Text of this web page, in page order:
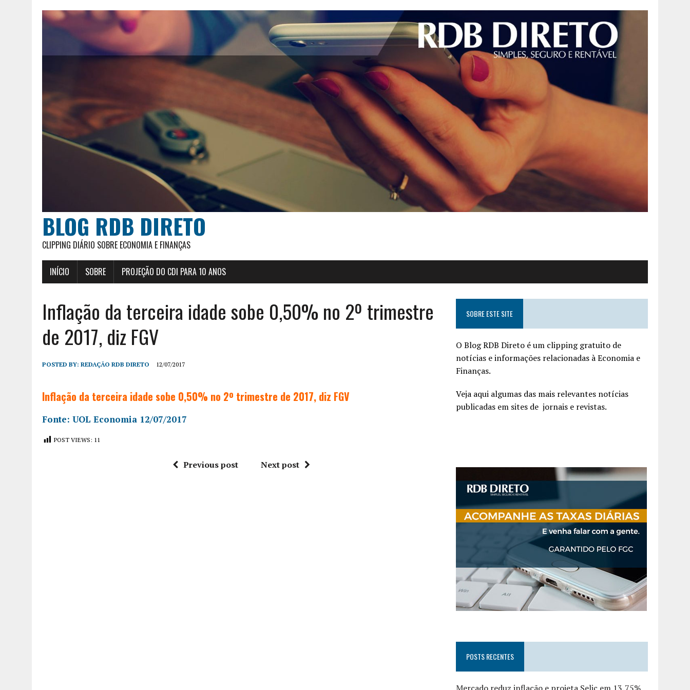
BLOG RDB DIRETO
CLIPPING DIÁRIO SOBRE ECONOMIA E FINANÇAS
INÍCIO SOBRE PROJEÇÃO DO CDI PARA 10 ANOS
Inflação da terceira idade sobe 0,50% no 2º trimestre
de 2017, diz FGV
POSTED BY: REDAÇÃO RDB DIRETO 12/07/2017
Inflação da terceira idade sobe 0,50% no 2º trimestre de 2017, diz FGV
Fonte: UOL Economia 12/07/2017
POST VIEWS: 11
Previous post Next post
SOBRE ESTE SITE
O Blog RDB Direto é um clipping gratuito de
notícias e informações relacionadas à Economia e
Finanças.
Veja aqui algumas das mais relevantes notícias
publicadas em sites de jornais e revistas.
POSTS RECENTES